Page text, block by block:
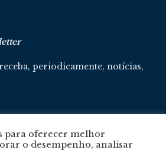
periodicamente, notícias,
para oferecer melhor
o desempenho, analisar